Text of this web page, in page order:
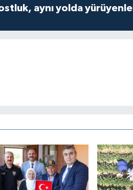
aynı yolda